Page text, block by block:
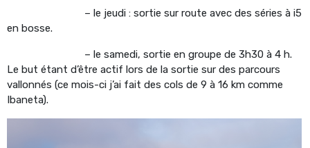
– le jeudi : sortie sur route avec des séries à i5
en bosse.
– le samedi, sortie en groupe de 3h30 à 4 h.
Le but étant d’être actif lors de la sortie sur des parcours
vallonnés (ce mois-ci j’ai fait des cols de 9 à 16 km comme
Ibaneta).